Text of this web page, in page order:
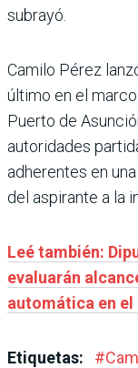
subrayó.
Camilo Pérez
último en el
Puerto de
autoridades
adherentes en
del aspirante a la
Leé también:
evaluarán
automática en el
Etiquetas: #